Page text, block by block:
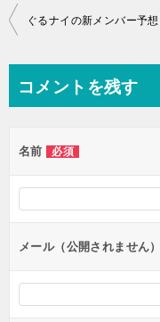
投
ビ
ー
シ
ン
コメントを残す
名前 必須
メール（公開されません）